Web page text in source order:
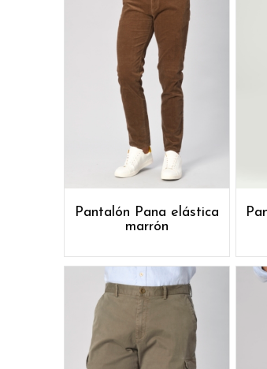
Pantalón Pana elástica
marrón